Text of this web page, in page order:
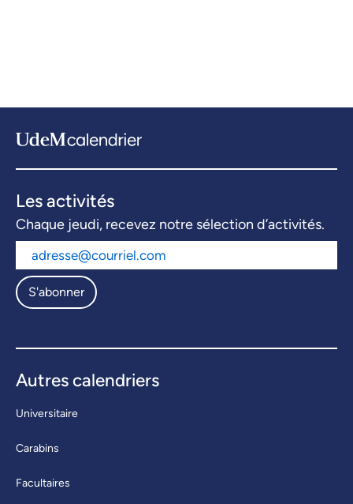
Les activités
Chaque jeudi, recevez notre sélection d’activités.
S'abonner
Autres calendriers
Universitaire
Carabins
Facultaires